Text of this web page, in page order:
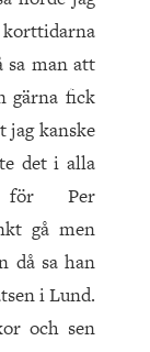
sa man att
gärna fick
jag kanske
det i alla
för Per
gå men
då sa han
i Lund.
och sen